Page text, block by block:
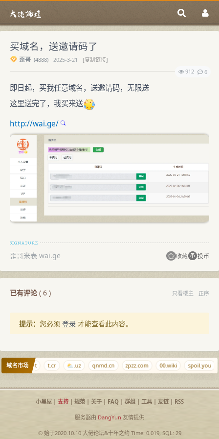
买域名，送邀请码了
歪哥 (4888) 2025-3-21
[复制链接]
912
6
即日起，买我任意域名，送邀请码，无限送
这里送完了，我买来送
http://wai.ge/
歪哥米表 wai.ge 收藏 投币
已有评论( 6 ) 只看楼主 正序
提示： 您必须 登录 才能查看此内容。
域名市场
ouou.net t.cr ⛅.uz qnmd.cn zpzz.com 00.wiki spoil.you
小黑屋| 支持| 规范| 关于| FAQ| 群组| 工具| 友链| RSS
服务器由 DangYun 友情提供
© 始于2020.10.10 大佬论坛&十年之约Time: 0.019, SQL: 29